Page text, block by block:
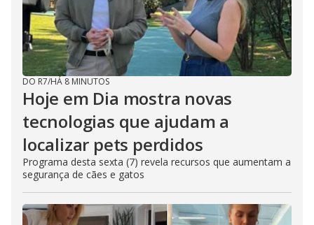
DO R7/HÁ 8 MINUTOS
Hoje em Dia mostra novas
tecnologias que ajudam a
localizar pets perdidos
Programa desta sexta (7) revela recursos que aumentam a
segurança de cães e gatos